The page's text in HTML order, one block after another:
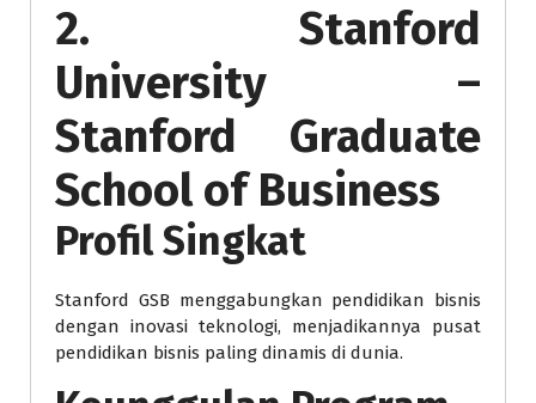
2. Stanford
University –
Stanford Graduate
School of Business
Profil Singkat
Stanford GSB menggabungkan pendidikan bisnis
dengan inovasi teknologi, menjadikannya pusat
pendidikan bisnis paling dinamis di dunia.